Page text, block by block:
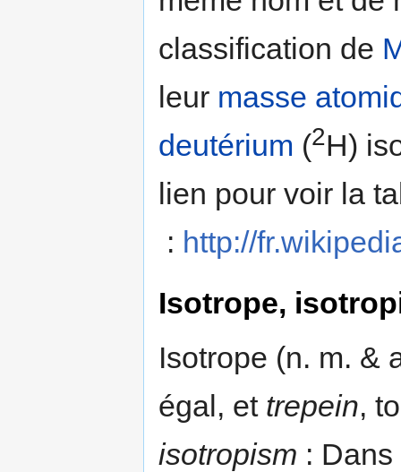
classification de
leur masse
deutérium (2H)
lien pour voir la
: http://
Isotrope,
Isotrope (n. m. &
égal, et trepein,
isotropism :